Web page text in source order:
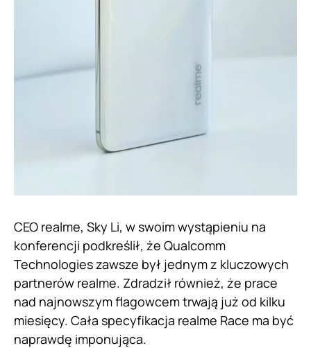
CEO realme, Sky Li, w swoim wystąpieniu na
konferencji podkreślił, że Qualcomm
Technologies zawsze był jednym z kluczowych
partnerów realme. Zdradził również, że prace
nad najnowszym flagowcem trwają już od kilku
miesięcy. Cała specyfikacja realme Race ma być
naprawdę imponująca.